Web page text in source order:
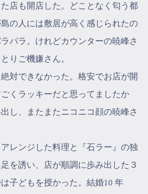
店も開店した。どことなく匂う都
の人には敷居が高く感じられたの
パラ。けれどカウンターの暁峰さ
りご機嫌さん。
絶対できなかった。格安でお店が開
くラッキーだと思ってましたか
し、またまたニコニコ顔の暁峰さ
レンジした料理と『石ラー』の独
を誘い、店が順調に歩み出した３
子どもを授かった。結婚10 年